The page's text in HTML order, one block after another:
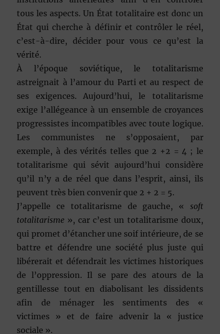
tous les aspects. Un État totalitaire est donc un
État qui cherche à définir et contrôler le réel,
c’est-à-dire, décider pour vous ce qu’est la
vérité.
À l’époque soviétique, le totalitarisme
astreignait à l’amour du Parti et au respect de
ses exigences. Aujourd’hui, le totalitarisme
exige l’allégeance à un ensemble de croyances
progressistes incompatibles avec toute logique.
Les communistes ne s’opposaient, par
exemple, à des vérités telles que 2 +2 = 4 ; le
totalitarisme qui sévit aujourd’hui considère
qu’il n’y a de réel que dans l’esprit, ainsi, ils
peuvent très bien convenir que 2 + 2 = 5.
J’appelle ce totalitarisme de gauche, « soft
totalitarisme », car c’est un totalitarisme doux,
qui promet d’étancher une soif intérieure, de se
battre et défendre une société plus juste qui
libérerait et défendrait les victimes historiques
de l’oppression. Il se pare des atours de la
gentillesse tout en diabolisant les dissidents
afin de ménager les sentiments des «
victimes » et de faire advenir la « justice
sociale ».